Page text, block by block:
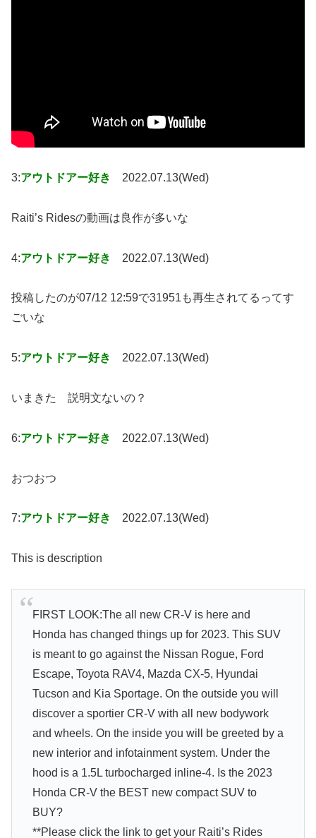
3:アウトドアー好き 2022.07.13(Wed)
Raiti’s Ridesの動画は良作が多いな
4:アウトドアー好き 2022.07.13(Wed)
投稿したのが07/12 12:59で31951も再生されてるってす
ごいな
5:アウトドアー好き 2022.07.13(Wed)
いまきた 説明文ないの？
6:アウトドアー好き 2022.07.13(Wed)
おつおつ
7:アウトドアー好き 2022.07.13(Wed)
This is description
FIRST LOOK:The all new CR-V is here and
Honda has changed things up for 2023. This SUV
is meant to go against the Nissan Rogue, Ford
Escape, Toyota RAV4, Mazda CX-5, Hyundai
Tucson and Kia Sportage. On the outside you will
discover a sportier CR-V with all new bodywork
and wheels. On the inside you will be greeted by a
new interior and infotainment system. Under the
hood is a 1.5L turbocharged inline-4. Is the 2023
Honda CR-V the BEST new compact SUV to
BUY?
**Please click the link to get your Raiti’s Rides